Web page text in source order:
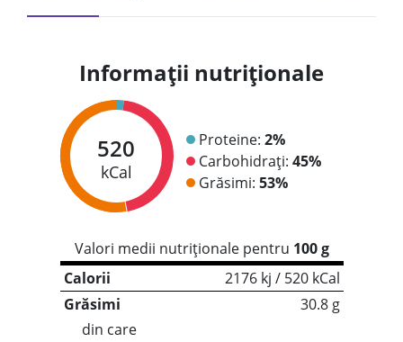
Informații nutriționale
520
kCal
Proteine: 2%
Carbohidrați: 45%
Grăsimi: 53%
Valori medii nutriționale pentru 100 g
Calorii
2176 kj / 520 kCal
Grăsimi
30.8 g
din care